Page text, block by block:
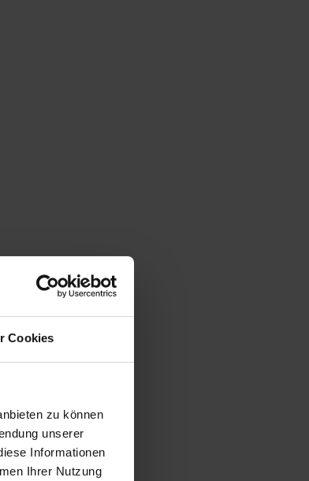
Cookies
zu können
unserer
Informationen
Ihrer Nutzung